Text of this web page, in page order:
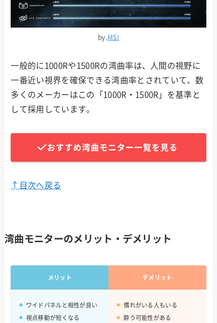
by. MSI
一般的に1000Rや1500Rの湾曲率は、人間の視野に
一番近い視界を確保できる湾曲率とされていて、数
多くのメーカーはこの「1000R・1500R」を基準と
して採用しています。
おすすめ湾曲モニター一覧を見る
↑目次へ戻る
湾曲モニターのメリット・デメリット
メリット デメリット
ワイドパネルと相性が良い
視点移動が短くなる
慣れがいる人もいる
酔う可能性がある